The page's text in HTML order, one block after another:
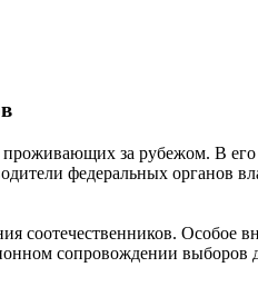
проживающих за рубежом. В
федеральных органов
соотечественников. Особое
сопровождении выборов